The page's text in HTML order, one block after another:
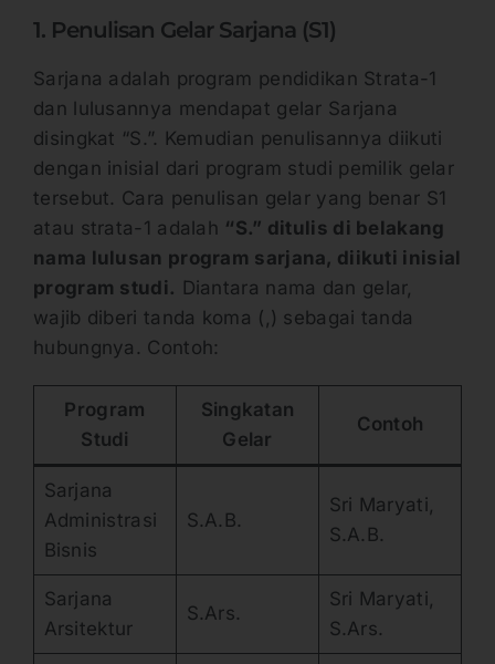
1. Penulisan Gelar Sarjana (S1)
Sarjana adalah program pendidikan Strata-1
dan lulusannya mendapat gelar Sarjana
disingkat “S.”. Kemudian penulisannya diikuti
dengan inisial dari program studi pemilik gelar
tersebut. Cara penulisan gelar yang benar S1
atau strata-1 adalah “S.” ditulis di belakang
nama lulusan program sarjana, diikuti inisial
program studi. Diantara nama dan gelar,
wajib diberi tanda koma (,) sebagai tanda
hubungnya. Contoh:
Program
Studi
Singkatan
Gelar
Contoh
Sarjana
Administrasi
Bisnis
S.A.B.
Sri Maryati,
S.A.B.
Sarjana
Arsitektur
S.Ars.
Sri Maryati,
S.Ars.